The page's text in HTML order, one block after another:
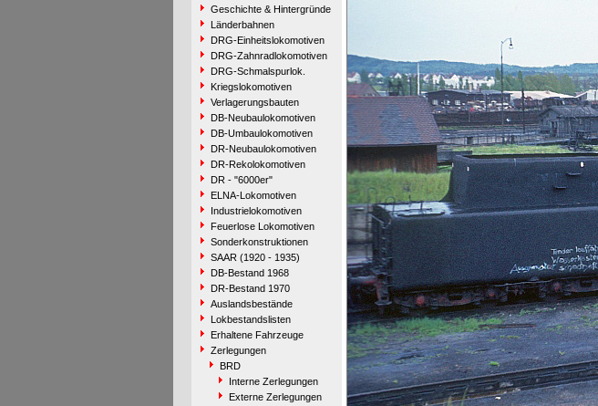
Geschichte & Hintergründe
Länderbahnen
DRG-Einheitslokomotiven
DRG-Zahnradlokomotiven
DRG-Schmalspurlok.
Kriegslokomotiven
Verlagerungsbauten
DB-Neubaulokomotiven
DB-Umbaulokomotiven
DR-Neubaulokomotiven
DR-Rekolokomotiven
DR - "6000er"
ELNA-Lokomotiven
Industrielokomotiven
Feuerlose Lokomotiven
Sonderkonstruktionen
SAAR (1920 - 1935)
DB-Bestand 1968
DR-Bestand 1970
Auslandsbestände
Lokbestandslisten
Erhaltene Fahrzeuge
Zerlegungen
BRD
Interne Zerlegungen
Externe Zerlegungen